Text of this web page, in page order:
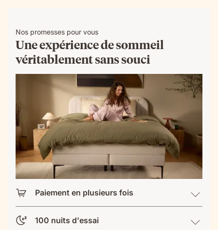
Nos promesses pour vous
Une expérience de sommeil
véritablement sans souci
Paiement en plusieurs fois
100 nuits d'essai